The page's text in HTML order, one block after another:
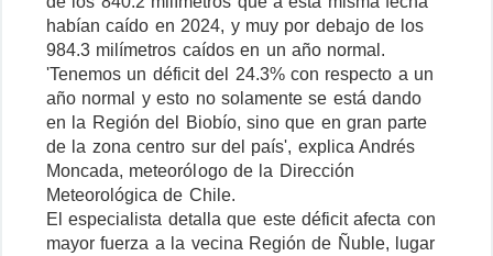
habían caído en 2024, y muy por debajo de los
984.3 milímetros caídos en un año normal.
'Tenemos un déficit del 24.3% con respecto a un
año normal y esto no solamente se está dando
en la Región del Biobío, sino que en gran parte
de la zona centro sur del país', explica Andrés
Moncada, meteorólogo de la Dirección
Meteorológica de Chile.
El especialista detalla que este déficit afecta con
mayor fuerza a la vecina Región de Ñuble, lugar